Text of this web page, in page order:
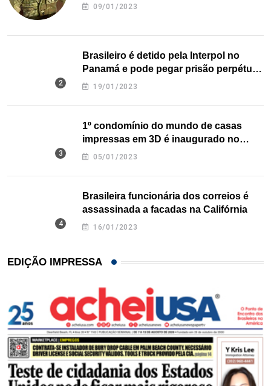
09/01/2023
Brasileiro é detido pela Interpol no
Panamá e pode pegar prisão perpétua
nos EUA
19/01/2023
1º condomínio do mundo de casas
impressas em 3D é inaugurado no
Texas
05/01/2023
Brasileira funcionária dos correios é
assassinada a facadas na Califórnia
16/01/2023
EDIÇÃO IMPRESSA